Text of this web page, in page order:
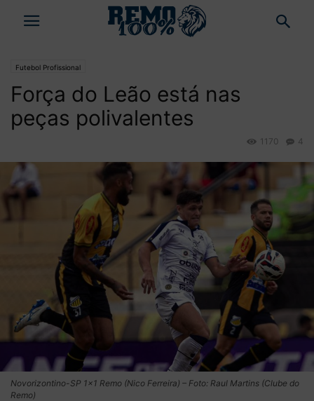
Futebol Profissional
Força do Leão está nas
peças polivalentes
4
1170
Novorizontino-SP 1×1 Remo (Nico Ferreira) – Foto: Raul Martins (Clube do
Remo)